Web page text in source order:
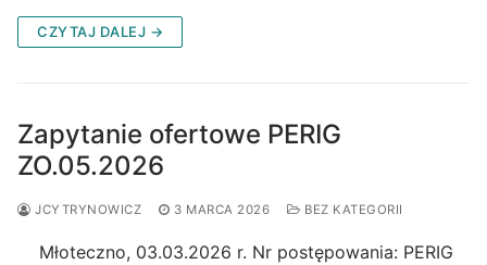
CZYTAJ DALEJ →
Zapytanie ofertowe PERIG
ZO.05.2026
JCYTRYNOWICZ 3 MARCA 2026 BEZ KATEGORII
Młoteczno, 03.03.2026 r. Nr postępowania: PERIG